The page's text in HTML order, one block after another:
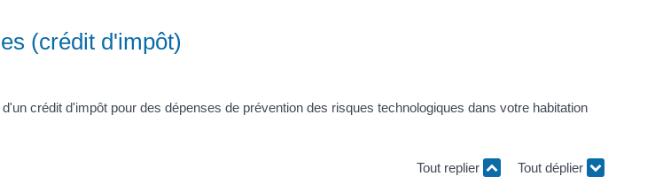
(crédit d'impôt)
crédit d'impôt pour des dépenses de prévention des risques technologiques dans votre habitation
Tout replier Tout déplier